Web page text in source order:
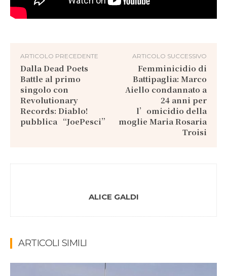
ARTICOLO PRECEDENTE
Dalla Dead Poets
Battle al primo
singolo con
Revolutionary
Records: Diablo!
pubblica “JoePesci”
ARTICOLO SUCCESSIVO
Femminicidio di
Battipaglia: Marco
Aiello condannato a
24 anni per
l’omicidio della
moglie Maria Rosaria
Troisi
ALICE GALDI
ARTICOLI SIMILI